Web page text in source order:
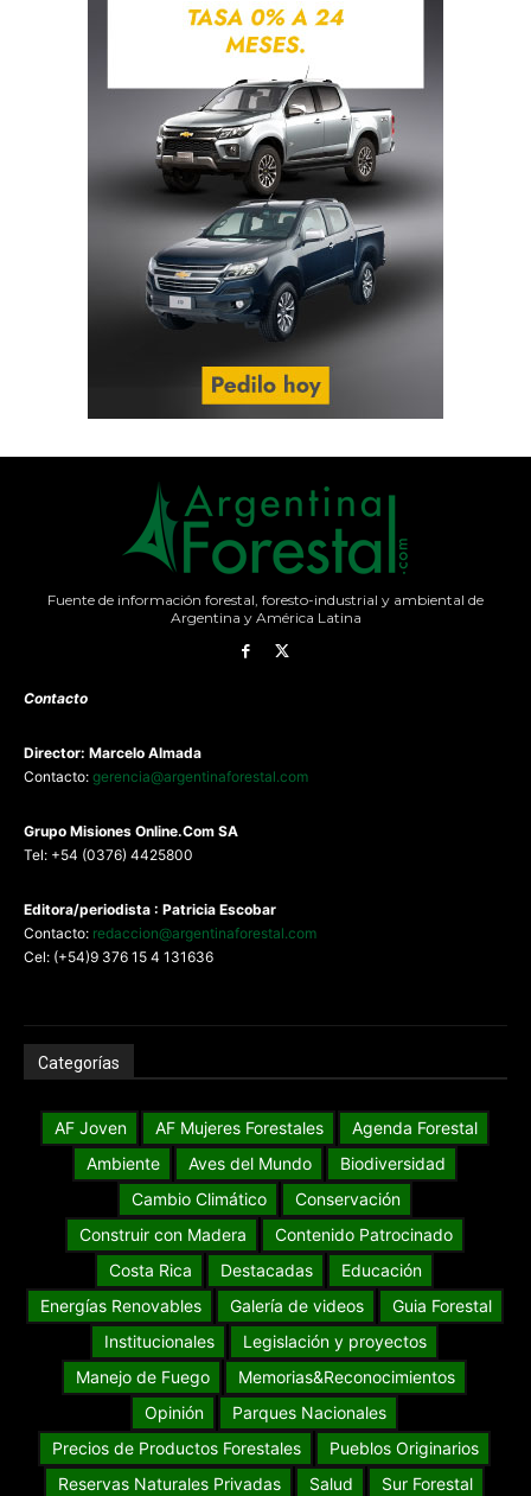
Fuente de información forestal, foresto-industrial y ambiental de
Argentina y América Latina
Contacto
Director: Marcelo Almada
Contacto: gerencia@argentinaforestal.com
Grupo Misiones Online.Com SA
Tel: +54 (0376) 4425800
Editora/periodista : Patricia Escobar
Contacto: redaccion@argentinaforestal.com
Cel: (+54)9 376 15 4 131636
Categorías
AF Joven AF Mujeres Forestales
Agenda Forestal
Ambiente
Aves del Mundo
Biodiversidad
Cambio Climático
Conservación
Construir con Madera
Contenido Patrocinado
Costa Rica
Destacadas
Educación
Energías Renovables
Galería de videos
Guia Forestal
Institucionales
Legislación y proyectos
Manejo de Fuego
Memorias&Reconocimientos
Opinión
Parques Nacionales
Precios de Productos Forestales
Pueblos Originarios
Reservas Naturales Privadas
Salud
Sur Forestal